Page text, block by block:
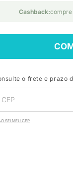
Cashback:compre
o frete e prazo
SEI MEU CEP